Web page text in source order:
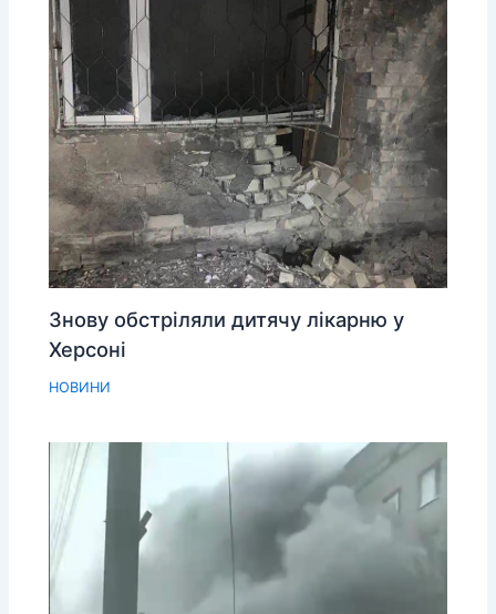
Знову обстріляли дитячу лікарню у
Херсоні
НОВИНИ